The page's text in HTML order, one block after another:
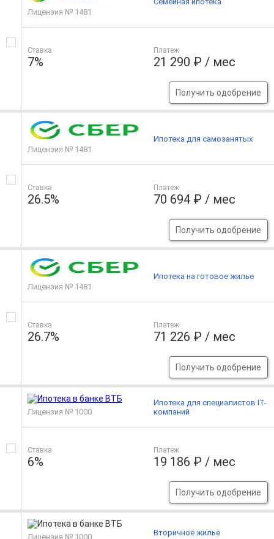
Лицензия № 1481
Ставка
7%
Платеж
21 290 ₽ / мес
Получить одобрение
Лицензия № 1481
Ставка
26.5%
Платеж
70 694 ₽ / мес
Получить одобрение
Ипотека для самозанятых
Лицензия № 1481
Ставка
26.7%
Платеж
71 226 ₽ / мес
Получить одобрение
Ипотека на готовое жилье
Лицензия № 1000
Ставка
6%
Платеж
19 186 ₽ / мес
Получить одобрение
Ипотека для специалистов IT-
компаний
Лицензия № 1000 Вторичное жилье